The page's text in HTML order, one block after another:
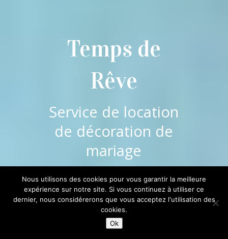
Temps de
Rêve
Service de location
de décoration de
mariage
La verrerie
;
Nous utilisons des cookies pour vous garantir la meilleure
expérience sur notre site. Si vous continuez à utiliser ce
dernier, nous considérerons que vous acceptez l'utilisation des
cookies.
Ok